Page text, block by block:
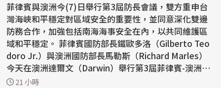
菲律賓與澳洲今(7)日舉行第3屆防長會議，雙方重申台
灣海峽和平穩定對區域安全的重要性，並同意深化雙邊
防務合作，加強包括南海海事安全在內，以共同維護區
域和平穩定。 菲律賓國防部長鐵歐多洛（Gilberto Teo
doro Jr.）與澳洲國防部長馬勒斯（Richard Marles）
今天在澳洲達爾文（Darwin）舉行第3屆菲律賓-澳洲國
防部長...
21 小時